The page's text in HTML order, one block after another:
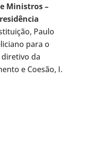
Ministros –
Paulo
para o
da
e Coesão, I.